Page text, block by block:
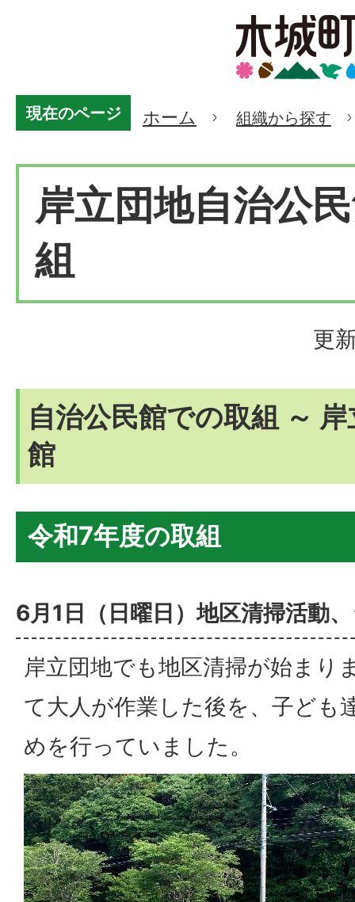
現在のページ ホーム 組織から探す
岸立団地自治公
組
更
自治公民館での取組 ～
館
令和7年度の取組
6月1日（日曜日）地区清掃活動
岸立団地でも地区清掃が始まり
て大人が作業した後を、子ども
めを行っていました。